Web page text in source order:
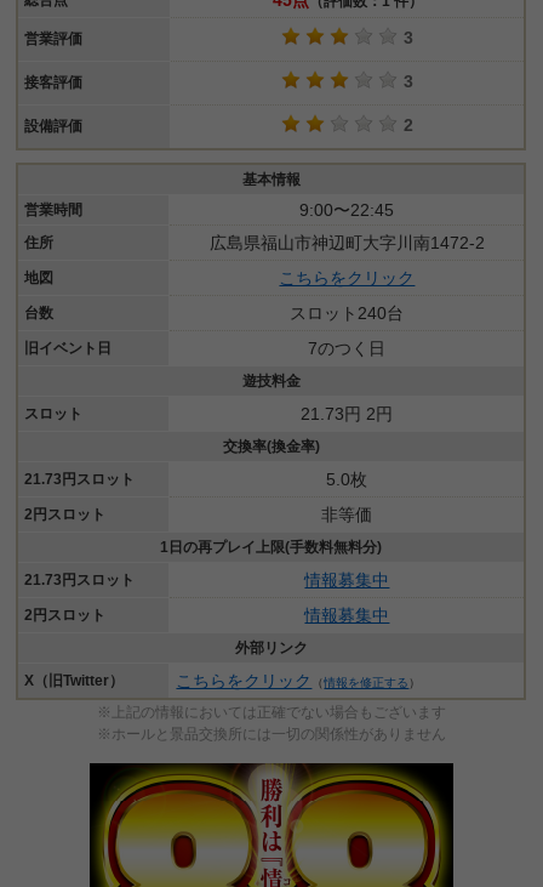
営業評価 3
接客評価 3
設備評価 2
基本情報
営業時間
9:00〜22:45
住所 広島県福山市神辺町大字川南1472-2
地図 こちらをクリック
台数 スロット240台
旧イベント日 7のつく日
遊技料金
スロット
21.73円 2円
交換率(換金率)
21.73円スロット
5.0枚
2円スロット 非等価
1日の再プレイ上限(手数料無料分)
21.73円スロット
情報募集中
2円スロット 情報募集中
外部リンク
X（旧Twitter）
こちらをクリック （情報を修正する ）
※上記の情報においては正確でない場合もございます
※ホールと景品交換所には一切の関係性がありません